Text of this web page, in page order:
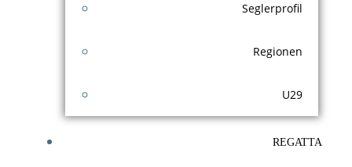
Seglerprofil
Regionen
U29
REGATTA